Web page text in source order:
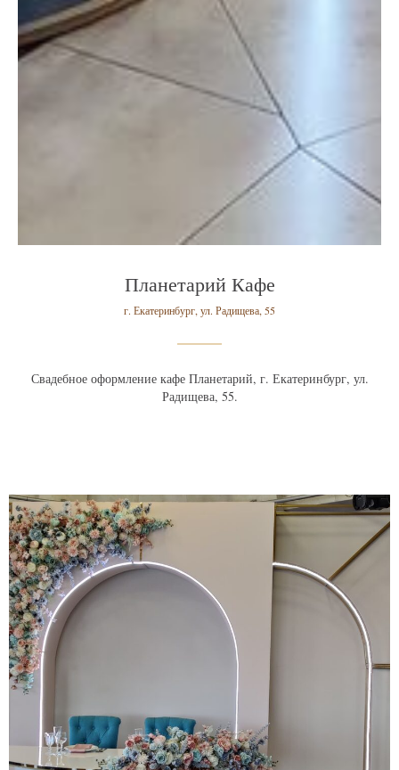
Планетарий Кафе
г. Екатеринбург, ул. Радищева, 55
Свадебное оформление кафе Планетарий, г. Екатеринбург, ул.
Радищева, 55.